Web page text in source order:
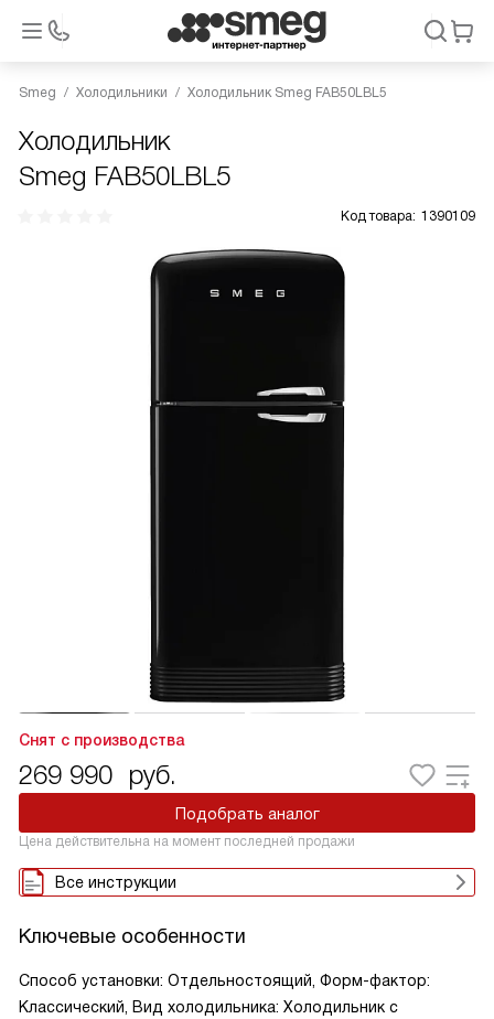
Smeg Холодильники Холодильник Smeg FAB50LBL5
Холодильник
Smeg FAB50LBL5
Код товара: 1390109
Снят с производства
269 990 руб.
Подобрать аналог
Цена действительна на момент последней продажи
Все инструкции
Ключевые особенности
Способ установки: Отдельностоящий, Форм-фактор:
Классический, Вид холодильника: Холодильник с